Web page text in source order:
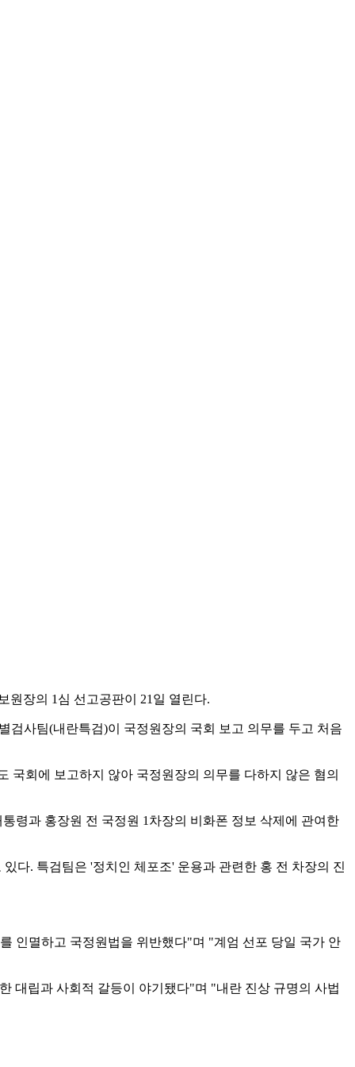
원장의 1심 선고공판이 21일 열린다.
검사팀(내란특검)이 국정원장의 국회 보고 의무를 두고 처음
국회에 보고하지 않아 국정원장의 의무를 다하지 않은 혐의
령과 홍장원 전 국정원 1차장의 비화폰 정보 삭제에 관여한
다. 특검팀은 '정치인 체포조' 운용과 관련한 홍 전 차장의 진
인멸하고 국정원법을 위반했다"며 "계엄 선포 당일 국가 안
대립과 사회적 갈등이 야기됐다"며 "내란 진상 규명의 사법